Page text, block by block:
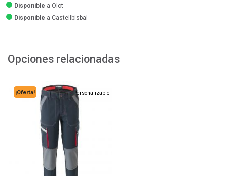
Disponible a Olot
Disponible a Castellbisbal
Opciones relacionadas
Personalizable
¡Oferta!